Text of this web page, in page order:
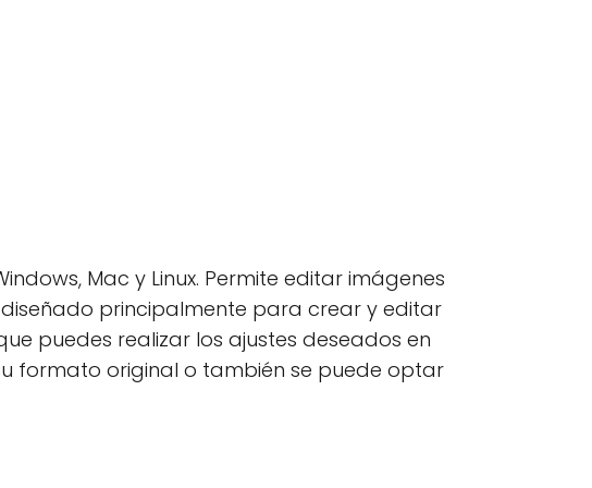
Mac y Linux. Permite editar imágenes
diseñado principalmente para crear y editar
puedes realizar los ajustes deseados en
formato original o también se puede optar